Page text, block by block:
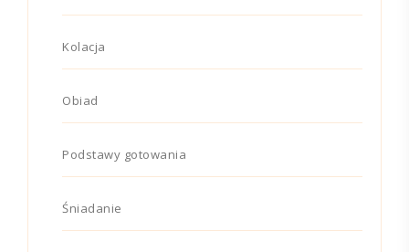
Kolacja
Obiad
Podstawy gotowania
Śniadanie